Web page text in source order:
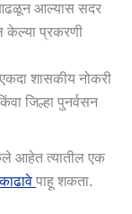
आढळून आल्यास सदर
केल्या प्रकरणी
शासकीय नोकरी
जिल्हा पुनर्वसन
आहेत त्यातील एक
पाहू शकता.